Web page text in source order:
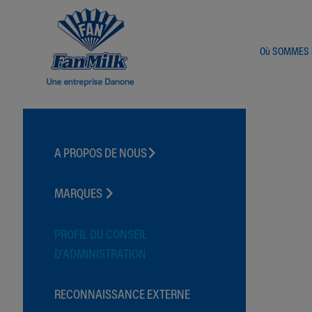
Où SOMMES
A PROPOS DE NOUS​
MARQUES
FANCHOCO
SUPERYOGO
FANDANGO
PROFIL DU CONSEIL
D'ADMINISTRATION
RECONNAISSANCE EXTERNE